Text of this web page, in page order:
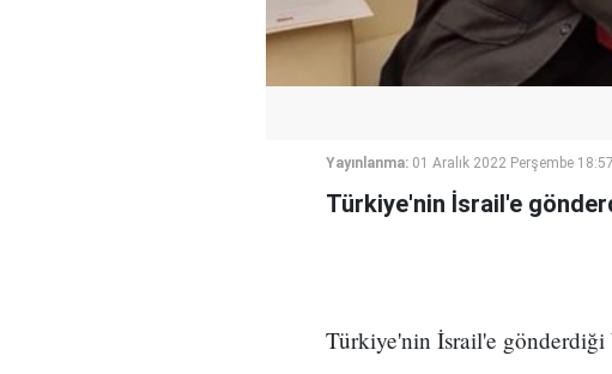
Yayınlanma: 01 Aralık 2022 Perşembe 18:57
Türkiye'nin İsrail'e
Türkiye'nin İsrail'e gönderdiği